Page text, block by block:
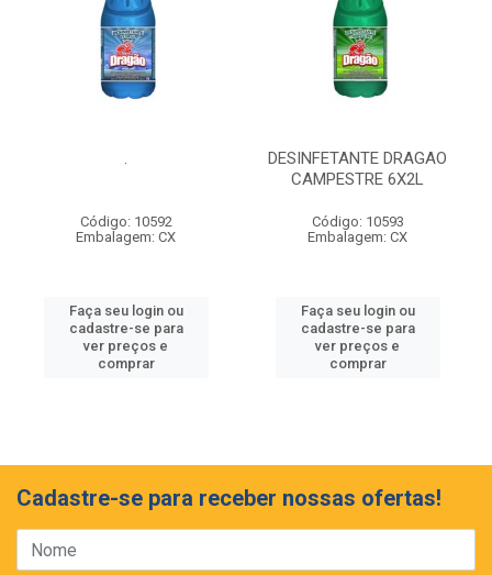
.
Código: 10592
Embalagem: CX
Faça seu login ou
cadastre-se para
ver preços e
comprar
DESINFETANTE DRAGAO
CAMPESTRE 6X2L
Código: 10593
Embalagem: CX
Faça seu login ou
cadastre-se para
ver preços e
comprar
Cadastre-se para receber nossas ofertas!